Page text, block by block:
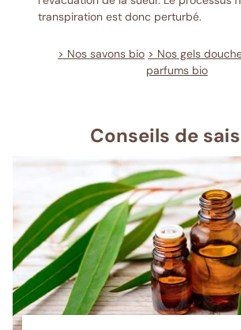
transpiration est donc perturbé.
> Nos savons bio > Nos gels
parfums bio
Conseils de